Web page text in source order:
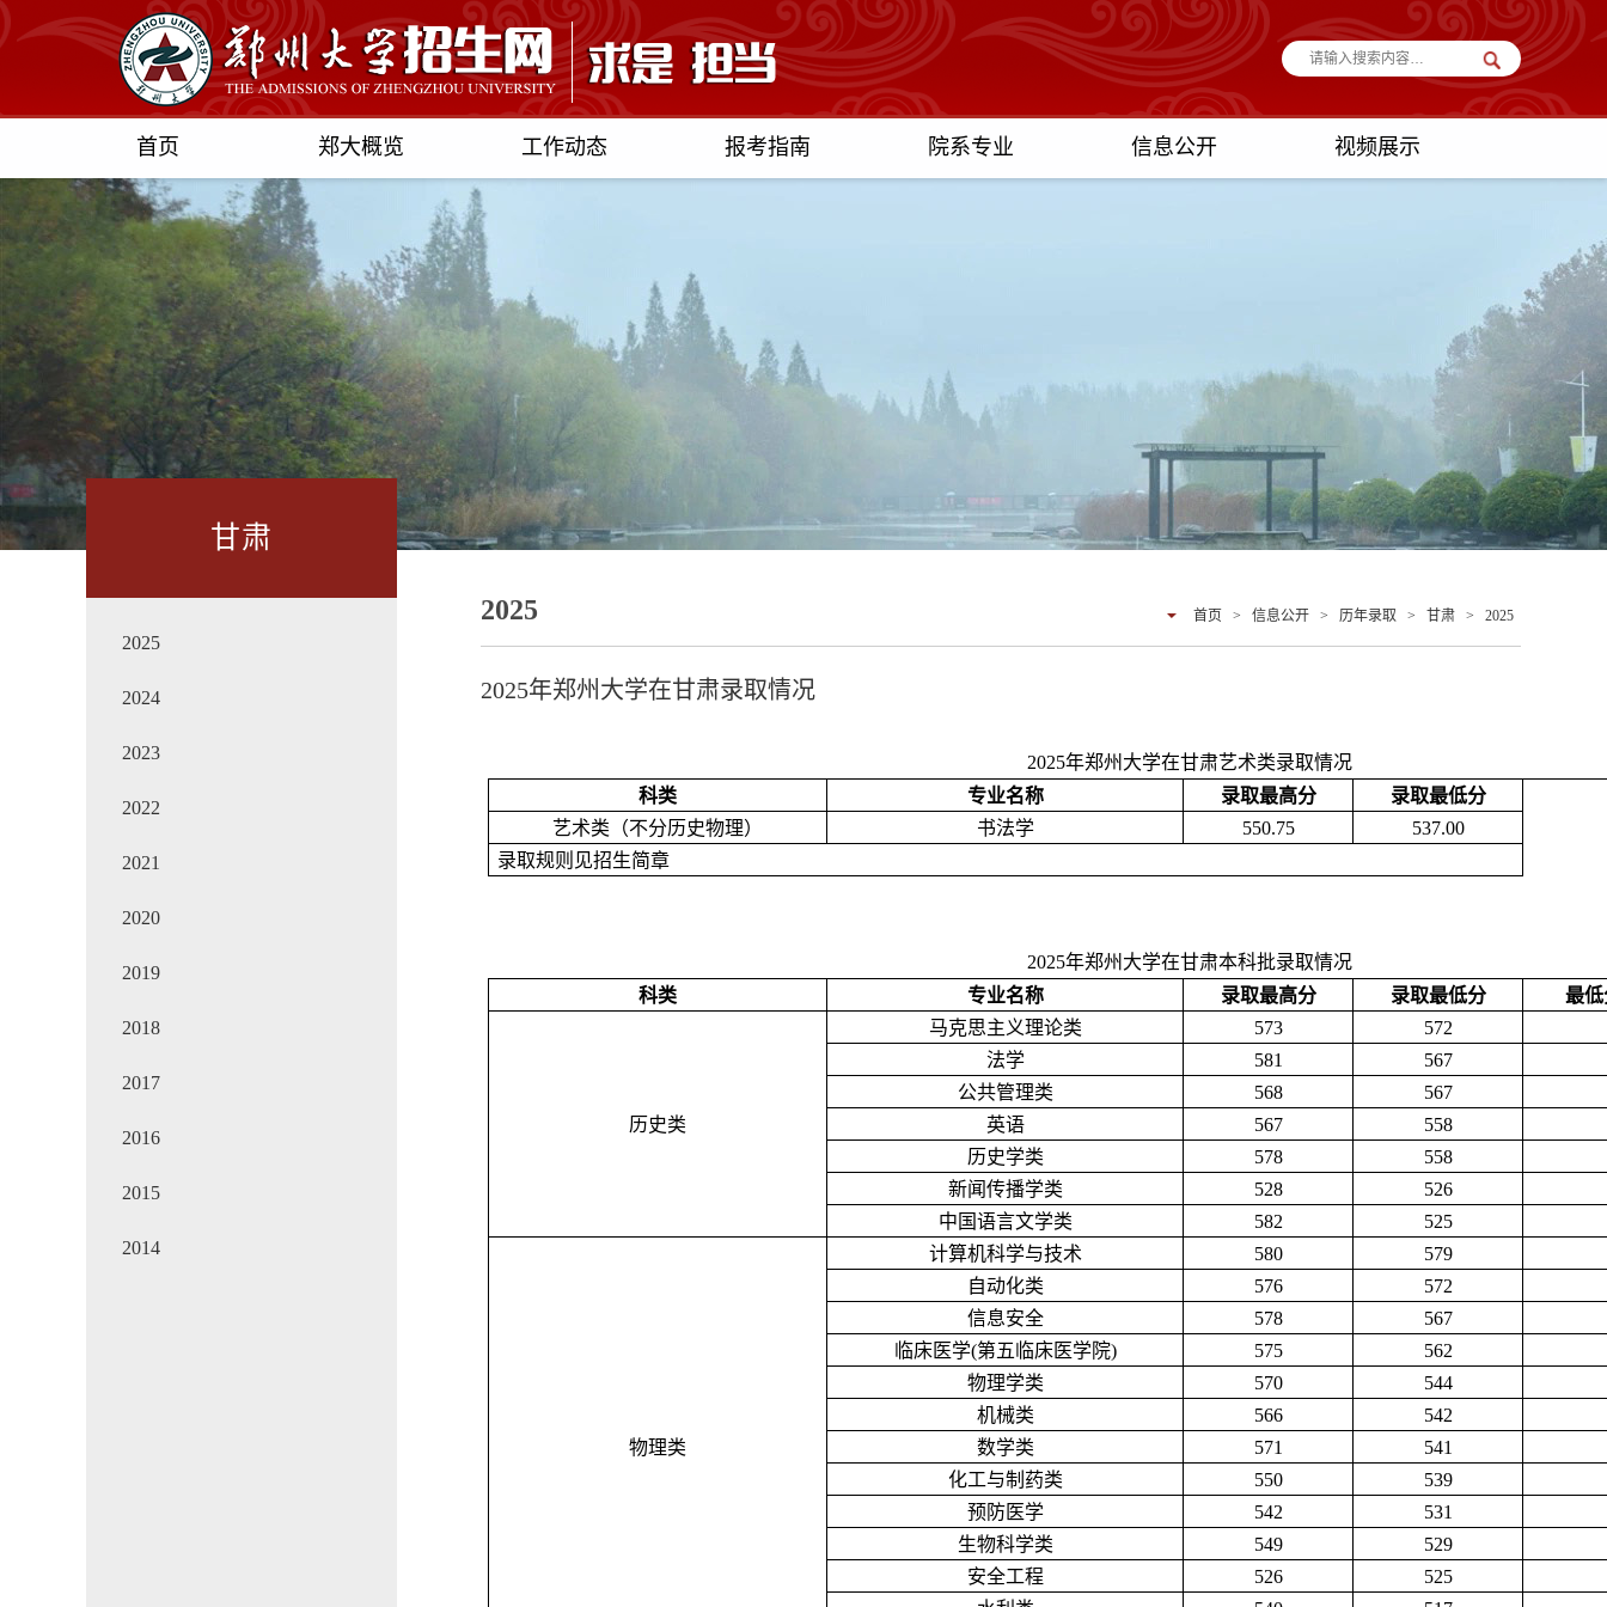
首页 郑大概览 工作动态 报考指南 院系专业 信息公开 视频展示
甘肃
2025
2024
2023
2022
2021
2020
2019
2018
2017
2016
2015
2014
2025 首页 > 信息公开 > 历年录取 > 甘肃 > 2025
2025年郑州大学在甘肃录取情况
2025年郑州大学在甘肃艺术类录取情况
科类
专业名称 录取最高分
录取最低分
艺术类（不分历史物理）
书法学 550.75
537.00
录取规则见招生简章
2025年郑州大学在甘肃本科批录取情况
科类
专业名称 录取最高分 录取最低分 最
历史类
马克思主义理论类 573
572
法学
581
567
公共管理类
568
567
英语
567
558
历史学类
578
558
新闻传播学类
528
526
中国语言文学类
582 525
物理类
计算机科学与技术 580
579
自动化类
576
572
信息安全
578
567
临床医学(第五临床医学院) 575
562
物理学类
570
544
机械类
566
542
数学类
571
541
化工与制药类
550
539
预防医学
542
531
生物科学类
549
529
安全工程
526
525